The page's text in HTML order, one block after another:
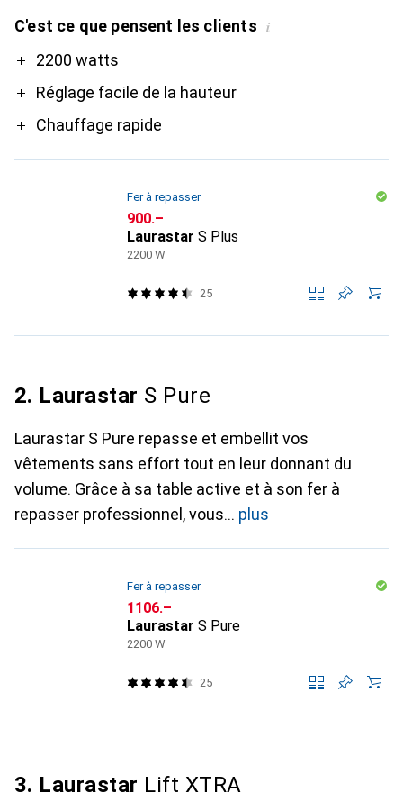
C'est ce que pensent les clients i
Pro2200 watts
Réglage facile de la hauteur
Chauffage rapide
Fer à repasser
CHF
900.–
Laurastar S Plus
2200 W
25
2. Laurastar S Pure
Laurastar S Pure repasse et embellit vos
vêtements sans effort tout en leur donnant du
volume. Grâce à sa table active et à son fer à
repasser professionnel, vous
plus
Fer à repasser
CHF
1106.–
Laurastar S Pure
2200 W
25
3. Laurastar Lift XTRA